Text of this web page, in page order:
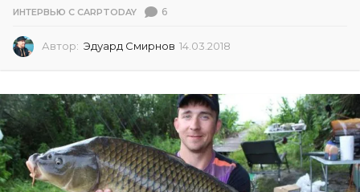
ИНТЕРВЬЮ С CARPTODAY 6
Автор: Эдуард Смирнов 14.03.2018
3
.
2
0
1